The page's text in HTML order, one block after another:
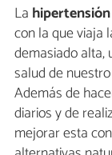
La
con la que viaja
demasiado alta,
salud de
Además de
diarios y de
mejorar esta